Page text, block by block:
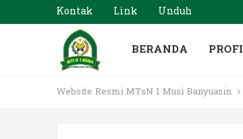
Kontak Link Unduh
BERANDA
Website Resmi MTsN 1 Musi Banyuasin